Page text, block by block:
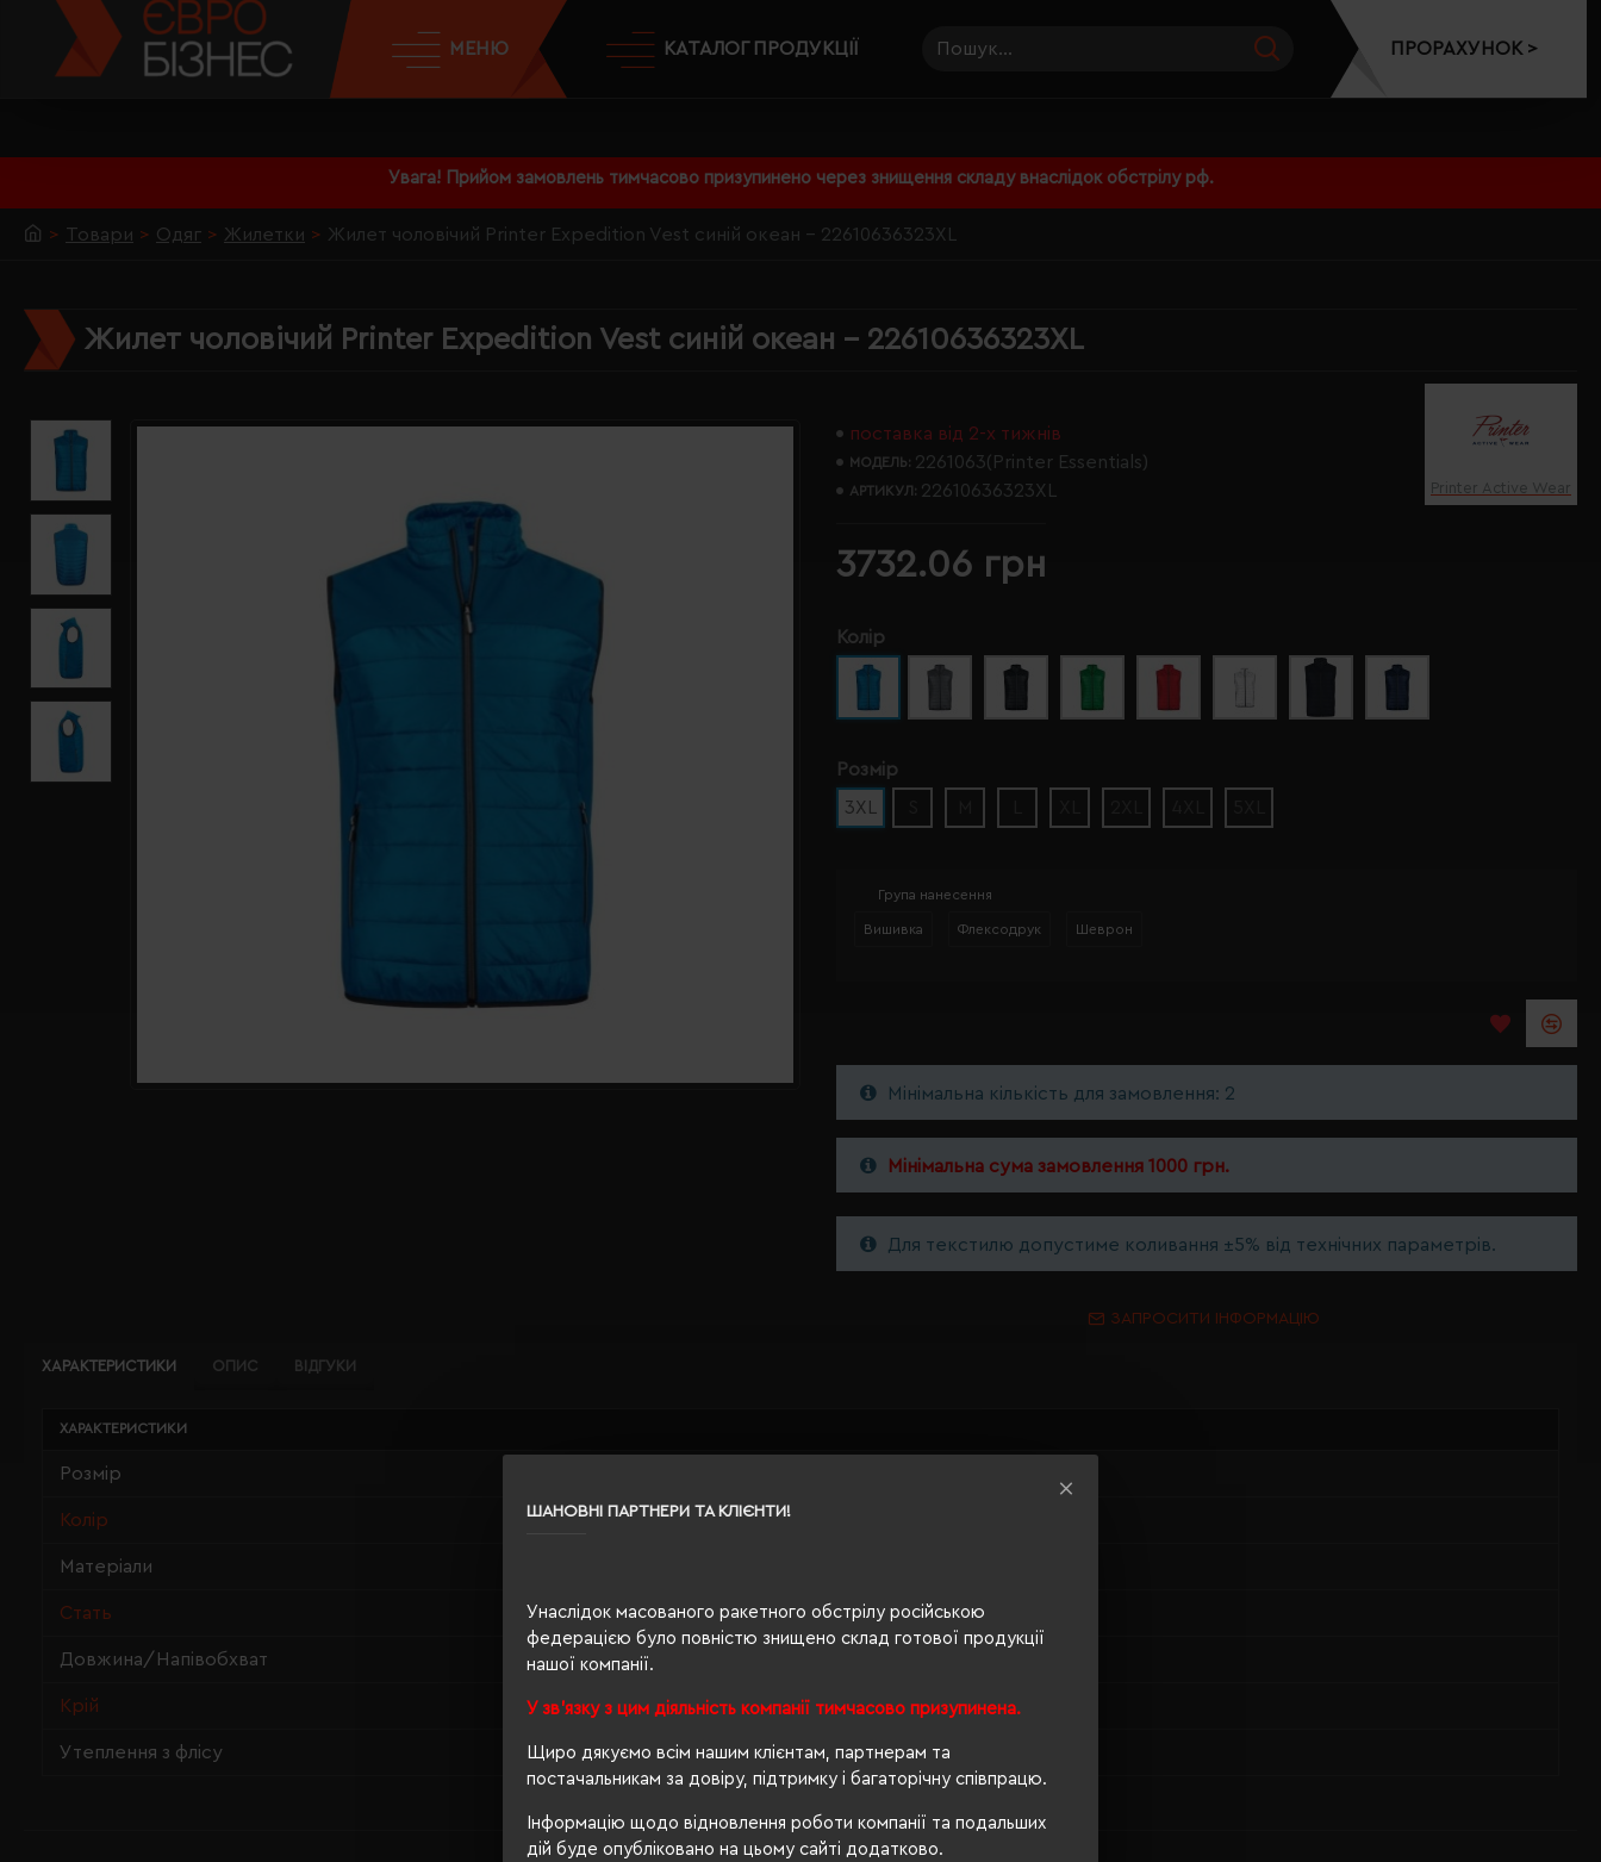
ШАНОВНІ ПАРТНЕРИ ТА КЛІЄНТИ!
Унаслідок масованого ракетного обстрілу російською
федерацією було повністю знищено склад готової продукції
нашої компанії.
У зв'язку з цим діяльність компанії тимчасово призупинена.
Щиро дякуємо всім нашим клієнтам, партнерам та
постачальникам за довіру, підтримку і багаторічну співпрацю.
Інформацію щодо відновлення роботи компанії та подальших
дій буде опубліковано на цьому сайті додатково.
Увага! Прийом замовлень тимчасово призупинено через знищення складу внаслідок обстрілу рф.
МЕНЮ КАТАЛОГ ПРОДУКЦІЇ ПРОРАХУНОК >
Товари Одяг Жилетки Жилет чоловічий Printer Expedition Vest синій океан - 22610636323XL
Жилет чоловічий Printer Expedition Vest синій океан - 22610636323XL
поставка від 2-х тижнів
МОДЕЛЬ: 2261063(Printer Essentials)
АРТИКУЛ: 22610636323XL Printer Active Wear
3732.06 грн
Колір
Розмір
3XL
Група нанесення
Вишивка Флексодрук Шеврон
Мінімальна кількість для замовлення: 2
Мінімальна сума замовлення 1000 грн.
Для текстилю допустиме коливання ±5% від технічних параметрів.
ЗАПРОСИТИ ІНФОРМАЦІЮ
ХАРАКТЕРИСТИКИ ОПИС ВІДГУКИ
ХАРАКТЕРИСТИКИ
Розмір
Колір синій океан
Матеріали
Стать чоловіча
Довжина/Напівобхват
Крій прямий
Утеплення з флісу ні